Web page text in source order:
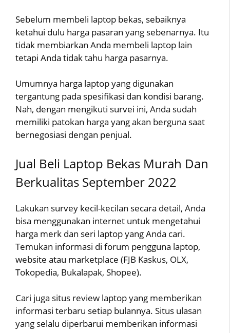
Sebelum membeli laptop bekas, sebaiknya
ketahui dulu harga pasaran yang sebenarnya. Itu
tidak membiarkan Anda membeli laptop lain
tetapi Anda tidak tahu harga pasarnya.
Umumnya harga laptop yang digunakan
tergantung pada spesifikasi dan kondisi barang.
Nah, dengan mengikuti survei ini, Anda sudah
memiliki patokan harga yang akan berguna saat
bernegosiasi dengan penjual.
Jual Beli Laptop Bekas Murah Dan
Berkualitas September 2022
Lakukan survey kecil-kecilan secara detail, Anda
bisa menggunakan internet untuk mengetahui
harga merk dan seri laptop yang Anda cari.
Temukan informasi di forum pengguna laptop,
website atau marketplace (FJB Kaskus, OLX,
Tokopedia, Bukalapak, Shopee).
Cari juga situs review laptop yang memberikan
informasi terbaru setiap bulannya. Situs ulasan
yang selalu diperbarui memberikan informasi